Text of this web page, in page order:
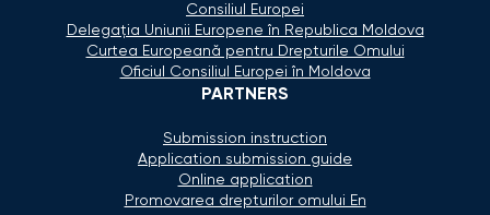
Consiliul Europei
Delegaţia Uniunii Europene în Republica Moldova
Curtea Europeană pentru Drepturile Omului
Oficiul Consiliul Europei în Moldova
PARTNERS
Submission instruction
Application submission guide
Online application
Promovarea drepturilor omului En